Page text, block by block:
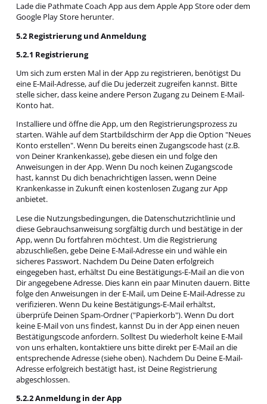
Lade die Pathmate Coach App aus dem Apple App Store oder dem
Google Play Store herunter.
5.2 Registrierung und Anmeldung
5.2.1 Registrierung
Um sich zum ersten Mal in der App zu registrieren, benötigst Du
eine E-Mail-Adresse, auf die Du jederzeit zugreifen kannst. Bitte
stelle sicher, dass keine andere Person Zugang zu Deinem E-Mail-
Konto hat.
Installiere und öffne die App, um den Registrierungsprozess zu
starten. Wähle auf dem Startbildschirm der App die Option "Neues
Konto erstellen". Wenn Du bereits einen Zugangscode hast (z.B.
von Deiner Krankenkasse), gebe diesen ein und folge den
Anweisungen in der App. Wenn Du noch keinen Zugangscode
hast, kannst Du dich benachrichtigen lassen, wenn Deine
Krankenkasse in Zukunft einen kostenlosen Zugang zur App
anbietet.
Lese die Nutzungsbedingungen, die Datenschutzrichtlinie und
diese Gebrauchsanweisung sorgfältig durch und bestätige in der
App, wenn Du fortfahren möchtest. Um die Registrierung
abzuschließen, gebe Deine E-Mail-Adresse ein und wähle ein
sicheres Passwort. Nachdem Du Deine Daten erfolgreich
eingegeben hast, erhältst Du eine Bestätigungs-E-Mail an die von
Dir angegebene Adresse. Dies kann ein paar Minuten dauern. Bitte
folge den Anweisungen in der E-Mail, um Deine E-Mail-Adresse zu
verifizieren. Wenn Du keine Bestätigungs-E-Mail erhältst,
überprüfe Deinen Spam-Ordner ("Papierkorb"). Wenn Du dort
keine E-Mail von uns findest, kannst Du in der App einen neuen
Bestätigungscode anfordern. Solltest Du wiederholt keine E-Mail
von uns erhalten, kontaktiere uns bitte direkt per E-Mail an die
entsprechende Adresse (siehe oben). Nachdem Du Deine E-Mail-
Adresse erfolgreich bestätigt hast, ist Deine Registrierung
abgeschlossen.
5.2.2 Anmeldung in der App